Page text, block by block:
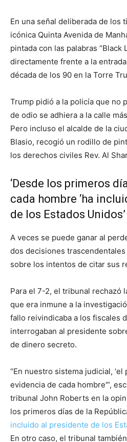
En una señal deliberada de los
icónica Quinta Avenida de
pintada con las palabras “Black
directamente frente a la
década de los 90 en la Torre
Trump pidió a la policía que no
de odio se adhiera a la calle
Pero incluso el alcalde de la
Blasio, recogió un rodillo de
los derechos civiles Rev. Al
‘Desde los primeros
cada hombre ‘ha
de los Estados Unidos’
A veces se puede ganar al
dos decisiones
sobre los intentos de citar sus
Para el 7-2, el tribunal rechazó
que era inmune a la
fallo reivindicaba a los fiscales
interrogaban al presidente
de dinero secreto.
“En nuestro sistema judicial,
evidencia de cada hombre'”,
tribunal John Roberts en la
los primeros días de la
incluido al presidente de los
En otro caso, el tribunal